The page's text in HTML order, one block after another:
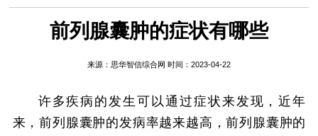
前列腺囊肿的症状有哪些
来源： 思华智信综合网 时间：2023-04-22
许多疾病的发生可以通过症状来发现，近年
来，前列腺囊肿的发病率越来越高，前列腺囊肿的